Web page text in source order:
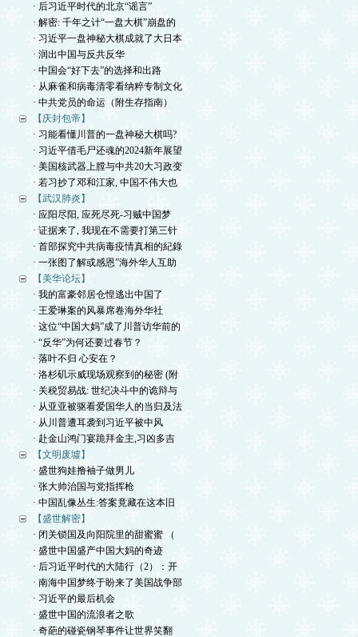
· 后习近平时代的北京“谣言”
· 解密: 千年之计“一盘大棋”崩盘的
· 习近平一盘神秘大棋成就了大日本
· 润出中国与反共反华
· 中国会“好下去”的选择和出路
· 从麻雀和病毒清零看纳粹专制文化
· 中共党员的命运（附生存指南）
【庆封包帝】
· 习能看懂川普的一盘神秘大棋吗?
· 习近平借毛尸还魂的2024新年展望
· 美国核武器上膛与中共20大习政变
· 若习抄了邓和江家, 中国不伟大也
【武汉肺炎】
· 应阳尽阳, 应死尽死-习贼中国梦
· 证据来了, 我现在不需要打第三针
· 首部探究中共病毒疫情真相的紀錄
· 一张图了解或感恩”海外华人互助
【美华论坛】
· 我的富豪邻居仓惶逃出中国了
· 王爱琳案的风暴席卷海外华社
· 这位“中国大妈”成了川普访华前的
· “反华”为何还要过春节？
· 落叶不归 心安在？
· 洛杉矶示威现场观察到的秘密 (附
· 关税贸易战: 世纪决斗中的诡辩与
· 从亚亚被驱看爱国华人的当归及法
· 从川普遭耳袭到习近平被中风
· 赴金山鸿门宴跪拜金主,习凶多吉
【文明废墟】
· 盛世狗娃撸袖子做男儿
· 张大帅治国与党指挥枪
· 中国乱像丛生:答案竟藏在这本旧
【盛世解密】
· 闭关锁国及向阳院里的甜蜜蜜 （
· 盛世中国盛产中国大妈的奇迹
· 后习近平时代的大陆行（2）：开
· 南海中国梦终于盼来了美国战争部
· 习近平的最后机会
· 盛世中国的流浪者之歌
· 奇葩的碰瓷钢琴事件让世界笑翻